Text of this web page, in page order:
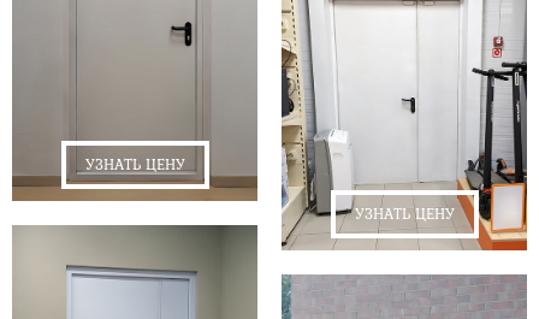
УЗНАТЬ ЦЕНУ
УЗНАТЬ ЦЕНУ